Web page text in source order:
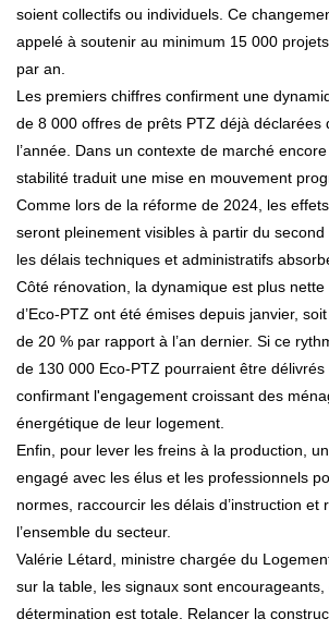
soient collectifs ou individuels. Ce
appelé à soutenir au minimum 15 000
par an.
Les premiers chiffres confirment une
de 8 000 offres de prêts PTZ déjà déclarées
l’année. Dans un contexte de marché
stabilité traduit une mise en mouvement
Comme lors de la réforme de 2024, les
seront pleinement visibles à partir du
les délais techniques et administratifs
Côté rénovation, la dynamique est plus
d’Eco-PTZ ont été émises depuis janvier,
de 20 % par rapport à l’an dernier. Si ce
de 130 000 Eco-PTZ pourraient être délivrés
confirmant l'engagement croissant des
énergétique de leur logement.
Enfin, pour lever les freins à la production,
engagé avec les élus et les professionnels
normes, raccourcir les délais d’instruction et
l’ensemble du secteur.
Valérie Létard, ministre chargée du
sur la table, les signaux sont encourageants,
détermination est totale. Relancer la